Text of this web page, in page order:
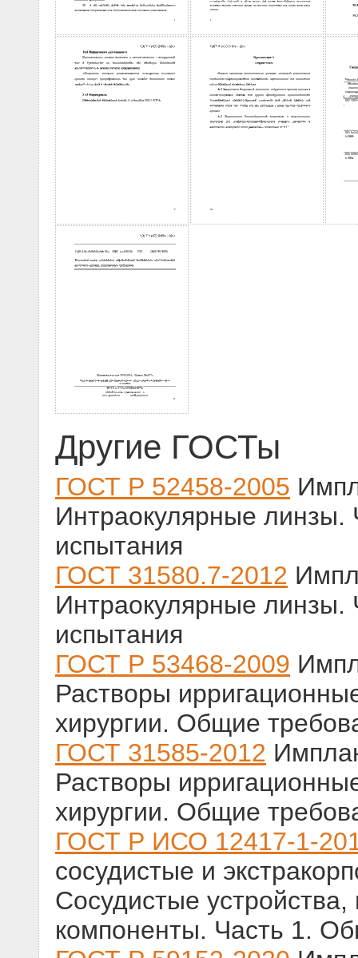
Другие ГОСТы
ГОСТ Р 52458-2005
Интраокулярные линзы.
испытания
ГОСТ 31580.7-2012
Интраокулярные линзы.
испытания
ГОСТ Р 53468-2009
Растворы
хирургии. Общие
ГОСТ 31585-2012
Растворы
хирургии. Общие
ГОСТ Р ИСО 12417-1-
сосудистые и
Сосудистые
компоненты. Часть 1.